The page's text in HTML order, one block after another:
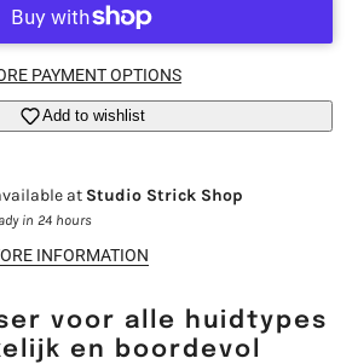
PAYMENT OPTIONS
Add to wishlist
at Studio Strick Shop
in 24 hours
INFORMATION
voor alle huidtypes
en boordevol
saved items.